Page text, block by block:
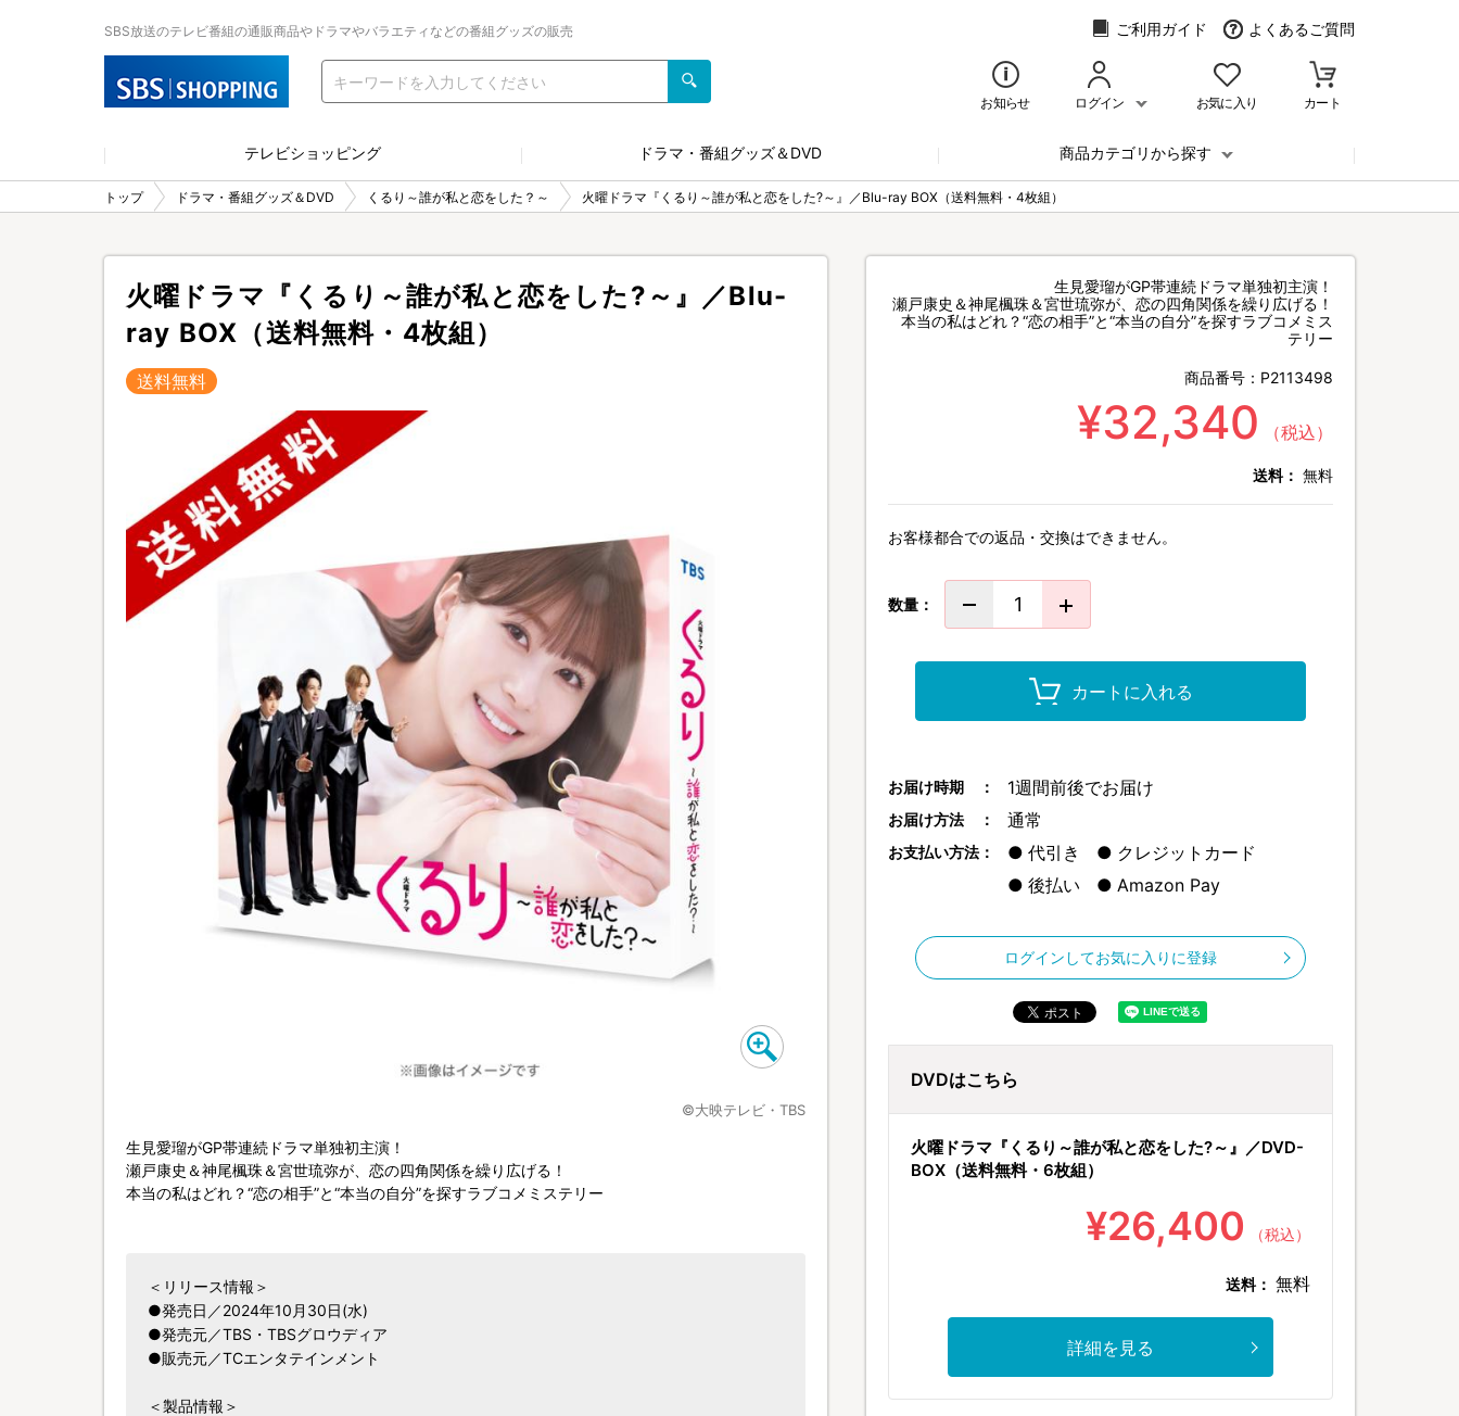
SBS放送のテレビ番組の通販商品やドラマやバラエティなどの番組グッズの販売 ご利用ガイド よくあるご質問
お知らせ ログイン お気に入り カート
テレビショッピング ドラマ・番組グッズ＆DVD 商品カテゴリから探す
トップ ドラマ・番組グッズ＆DVD くるり～誰が私と恋をした？～ 火曜ドラマ『くるり～誰が私と恋をした?～』／Blu-ray BOX（送料無料・4枚組）
火曜ドラマ『くるり～誰が私と恋をした?～』／Blu-
ray BOX（送料無料・4枚組）
送料無料
©大映テレビ・TBS
生見愛瑠がGP帯連続ドラマ単独初主演！
瀬戸康史＆神尾楓珠＆宮世琉弥が、恋の四角関係を繰り広げる！
本当の私はどれ？“恋の相手”と“本当の自分”を探すラブコメミステリー
＜リリース情報＞
●発売日／2024年10月30日(水)
●発売元／TBS・TBSグロウディア
●販売元／TCエンタテインメント
＜製品情報＞
生見愛瑠がGP帯連続ドラマ単独初主演！
瀬戸康史＆神尾楓珠＆宮世琉弥が、恋の四角関係を繰り広げる！
本当の私はどれ？“恋の相手”と“本当の自分”を探すラブコメミス
テリー
商品番号： P2113498
¥32,340 （税込）
送料： 無料
お客様都合での返品・交換はできません。
数量：
カートに入れる
お届け時期 ： 1週間前後でお届け
お届け方法 ： 通常
お支払い方法： 代引き
クレジットカード
後払い
Amazon Pay
ログインしてお気に入りに登録
DVDはこちら
火曜ドラマ『くるり～誰が私と恋をした?～』／DVD-
BOX（送料無料・6枚組）
¥26,400 （税込）
送料： 無料
詳細を見る